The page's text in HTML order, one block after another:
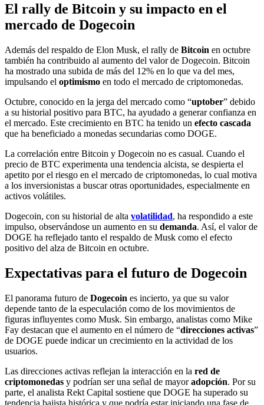
El rally de Bitcoin y su impacto en el
mercado de Dogecoin
Además del respaldo de Elon Musk, el rally de Bitcoin en octubre
también ha contribuido al aumento del valor de Dogecoin. Bitcoin
ha mostrado una subida de más del 12% en lo que va del mes,
impulsando el optimismo en todo el mercado de criptomonedas.
Octubre, conocido en la jerga del mercado como “uptober” debido
a su historial positivo para BTC, ha ayudado a generar confianza en
el mercado. Este crecimiento en BTC ha tenido un efecto cascada
que ha beneficiado a monedas secundarias como DOGE.
La correlación entre Bitcoin y Dogecoin no es casual. Cuando el
precio de BTC experimenta una tendencia alcista, se despierta el
apetito por el riesgo en el mercado de criptomonedas, lo cual motiva
a los inversionistas a buscar otras oportunidades, especialmente en
activos volátiles.
Dogecoin, con su historial de alta volatilidad, ha respondido a este
impulso, observándose un aumento en su demanda. Así, el valor de
DOGE ha reflejado tanto el respaldo de Musk como el efecto
positivo del alza de Bitcoin en octubre.
Expectativas para el futuro de Dogecoin
El panorama futuro de Dogecoin es incierto, ya que su valor
depende tanto de la especulación como de los movimientos de
figuras influyentes como Musk. Sin embargo, analistas como Mike
Fay destacan que el aumento en el número de “direcciones activas”
de DOGE puede indicar un crecimiento en la actividad de los
usuarios.
Las direcciones activas reflejan la interacción en la red de
criptomonedas y podrían ser una señal de mayoradopción. Por su
parte, el analista Rekt Capital sostiene que DOGE ha superado su
tendencia bajista histórica y que podría estar iniciando una fase de